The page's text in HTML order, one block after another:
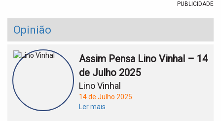
PUBLICIDADE
Opinião
Assim Pensa Lino Vinhal – 14
de Julho 2025
Lino Vinhal
14 de Julho 2025
Ler mais